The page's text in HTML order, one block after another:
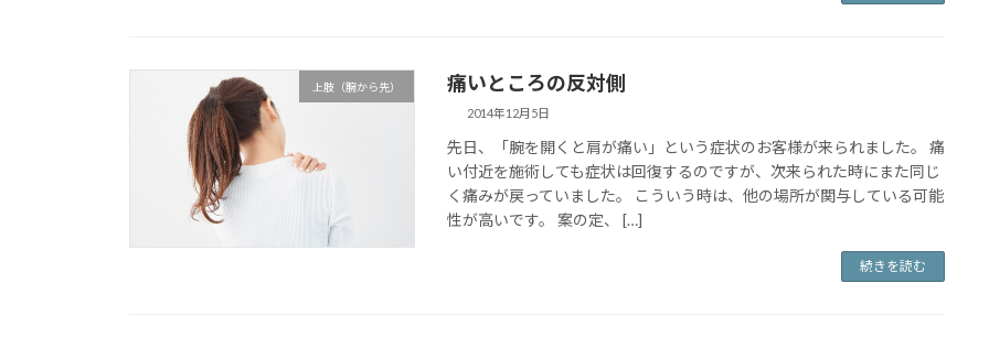
上肢（腕から先） 痛いところの反対側
2014年12月5日
先日、「腕を開くと肩が痛い」という症状のお客様が来られました。 痛
い付近を施術しても症状は回復するのですが、次来られた時にまた同じ
く痛みが戻っていました。 こういう時は、他の場所が関与している可能
性が高いです。 案の定、 […]
続きを読む